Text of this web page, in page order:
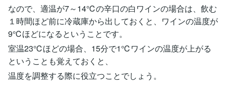
なので、適温が7～14℃の辛口の白ワインの場合は、飲む
１時間ほど前に冷蔵庫から出しておくと、ワインの温度が
9℃ほどになるということです。
室温23℃ほどの場合、15分で1℃ワインの温度が上がる
ということも覚えておくと、
温度を調整する際に役立つことでしょう。